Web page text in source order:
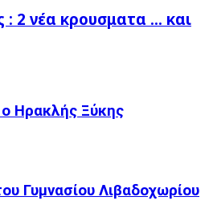
: 2 νέα κρουσματα ... και
Ηρακλής Ξύκης
Γυμνασίου Λιβαδοχωρίου